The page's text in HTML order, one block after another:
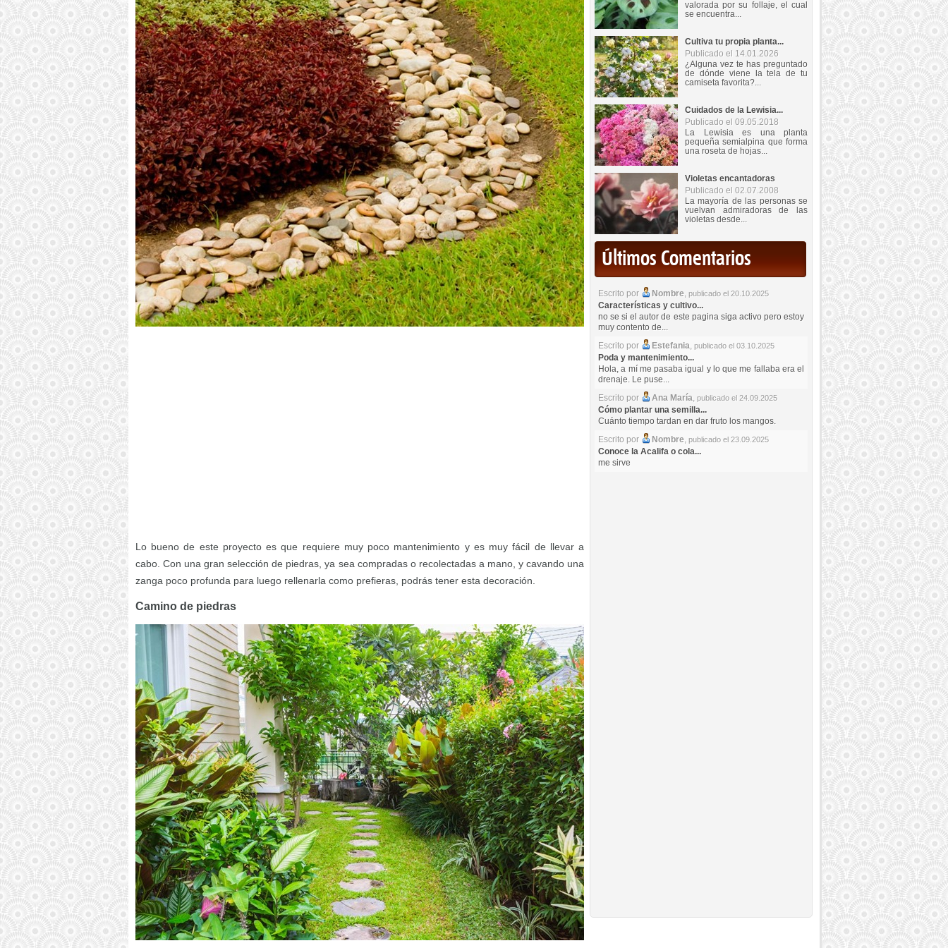
Lo bueno de este proyecto es que requiere muy poco mantenimiento y es muy fácil de llevar a
cabo. Con una gran selección de piedras, ya sea compradas o recolectadas a mano, y cavando una
zanga poco profunda para luego rellenarla como prefieras, podrás tener esta decoración.
Camino de piedras
valorada por su follaje, el cual
se encuentra...
Cultiva tu propia planta...
Publicado el 14.01.2026
¿Alguna vez te has preguntado
de dónde viene la tela de tu
camiseta favorita?...
Cuidados de la Lewisia...
Publicado el 09.05.2018
La Lewisia es una planta
pequeña semialpina que forma
una roseta de hojas...
Violetas encantadoras
Publicado el 02.07.2008
La mayoría de las personas se
vuelvan admiradoras de las
violetas desde...
Últimos Comentarios
Escrito por Nombre, publicado el 20.10.2025
Características y cultivo...
no se si el autor de este pagina siga activo pero estoy
muy contento de...
Escrito por
Estefania, publicado el 03.10.2025
Poda y mantenimiento...
Hola, a mí me pasaba igual y lo que me fallaba era el
drenaje. Le puse...
Escrito por
Ana María, publicado el 24.09.2025
Cómo plantar una semilla...
Cuánto tiempo tardan en dar fruto los mangos.
Escrito por
Nombre, publicado el 23.09.2025
Conoce la Acalifa o cola...
me sirve